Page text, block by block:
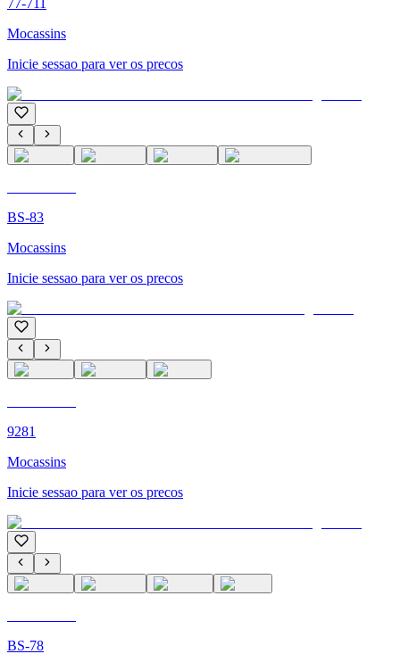
Mocassins
Inicie sessao para ver os precos
BS-83
Mocassins
Inicie sessao para ver os precos
9281
Mocassins
Inicie sessao para ver os precos
BS-78